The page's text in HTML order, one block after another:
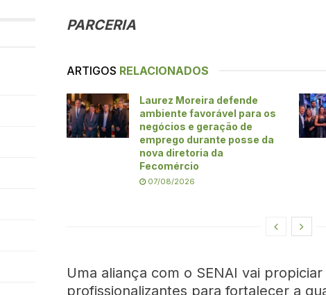
PARCERIA
ARTIGOS RELACIONADOS
Laurez Moreira defende
ambiente favorável para os
negócios e geração de
emprego durante posse da
nova diretoria da
Fecomércio
07/08/2026
Uma aliança com o SENAI vai
profissionalizantes para fortalecer a